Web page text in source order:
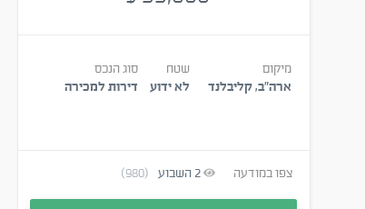
מיקום
ארה"ב, קליבלנד
שטח
לא ידוע
סוג הנכס
דירות למכירה
צפו במודעה 2 השבוע (980)